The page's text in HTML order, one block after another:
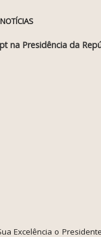
na Presidência da
Excelência o